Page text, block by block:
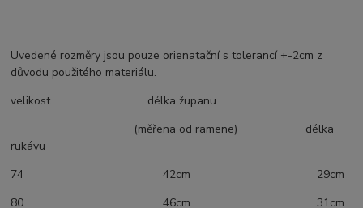
Uvedené rozměry jsou pouze orienatační s tolerancí +-2cm z
důvodu použitého materiálu.
velikost délka županu
(měřena od ramene) délka
rukávu
74 42cm 29cm
80 46cm 31cm